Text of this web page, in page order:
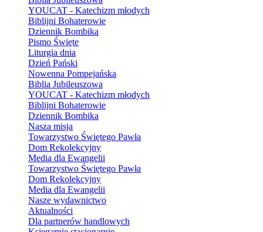
YOUCAT - Katechizm młodych
Biblijni Bohaterowie
Dziennik Bombika
Pismo Święte
Liturgia dnia
Dzień Pański
Nowenna Pompejańska
Biblia Jubileuszowa
YOUCAT - Katechizm młodych
Biblijni Bohaterowie
Dziennik Bombika
Nasza misja
Towarzystwo Świętego Pawła
Dom Rekolekcyjny
Media dla Ewangelii
Towarzystwo Świętego Pawła
Dom Rekolekcyjny
Media dla Ewangelii
Nasze wydawnictwo
Aktualności
Dla partnerów handlowych